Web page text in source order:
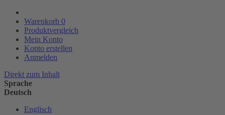
Warenkorb 0
Produktvergleich
Mein Konto
Konto erstellen
Anmelden
Direkt zum Inhalt
Sprache
Deutsch
Englisch